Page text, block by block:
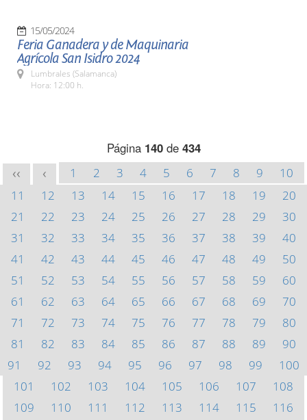
15/05/2024
Feria Ganadera y de Maquinaria
Agrícola San Isidro 2024
Lumbrales (Salamanca)
Hora: 12:00 h.
Página 140de 434
<< < 1 2 3 4 5 6 7 8 9
10
11
12 13 14 15 16 17 18 19
20
21
22 23 24 25 26 27 28 29
30
31
32 33 34 35 36 37 38 39
40
41
42 43 44 45 46 47 48 49
50
51
52 53 54 55 56 57 58 59
60
61
62 63 64 65 66 67 68 69
70
71
72 73 74 75 76 77 78 79
80
81
82 83 84 85 86 87 88 89
90
91
92 93 94 95 96 97 98 99
100
101
102 103 104 105 106 107
108
109
110 111 112 113 114 115
116